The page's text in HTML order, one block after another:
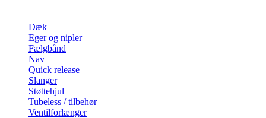
Dæk
Eger og nipler
Fælgbånd
Nav
Quick release
Slanger
Støttehjul
Tubeless / tilbehør
Ventilforlænger